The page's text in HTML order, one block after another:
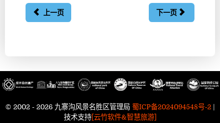
上一页 下一页
© 2002 - 2026 九寨沟风景名胜区管理局 蜀ICP备2024094548号-2 |
技术支持[云竹软件&智慧旅游]